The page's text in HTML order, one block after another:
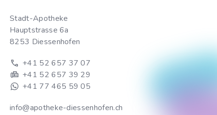
Stadt-Apotheke
Hauptstrasse 6a
8253 Diessenhofen
+41 52 657 37 07
+41 52 657 39 29
+41 77 465 59 05
info@apotheke-diessenhofen.ch